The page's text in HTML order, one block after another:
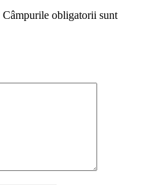
Câmpurile obligatorii sunt